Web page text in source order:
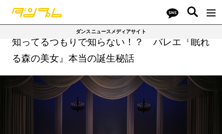
ダンスニュースメディアサイト
知ってるつもりで知らない！？ バレエ『眠れ
る森の美女』本当の誕生秘話